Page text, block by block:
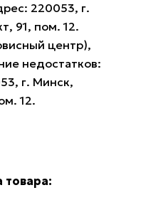
220053, г.
91, пом. 12.
центр),
недостатков:
г. Минск,
12.
товара: